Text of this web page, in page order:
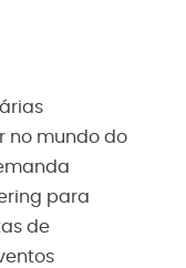
no mundo do
para
de